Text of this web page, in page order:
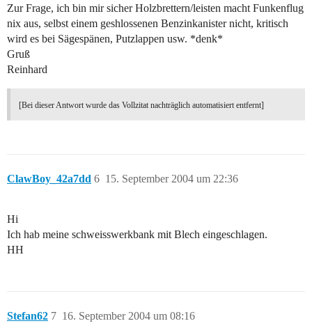
Zur Frage, ich bin mir sicher Holzbrettern/leisten macht Funkenflug
nix aus, selbst einem geshlossenen Benzinkanister nicht, kritisch
wird es bei Sägespänen, Putzlappen usw. *denk*
Gruß
Reinhard
[Bei dieser Antwort wurde das Vollzitat nachträglich automatisiert entfernt]
ClawBoy_42a7dd 15. September 2004 um 22:36
6
Hi
Ich hab meine schweisswerkbank mit Blech eingeschlagen.
HH
Stefan62 16. September 2004 um 08:16
7